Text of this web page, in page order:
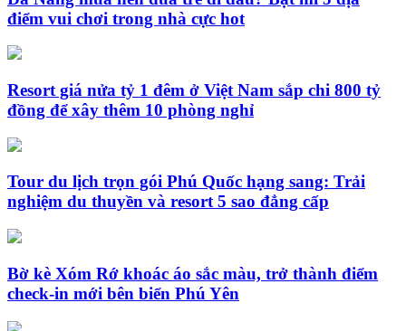
điểm vui chơi trong nhà cực hot
Resort giá nửa tỷ 1 đêm ở Việt Nam sắp chi 800 tỷ
đồng để xây thêm 10 phòng nghỉ
Tour du lịch trọn gói Phú Quốc hạng sang: Trải
nghiệm du thuyền và resort 5 sao đẳng cấp
Bờ kè Xóm Rớ khoác áo sắc màu, trở thành điểm
check-in mới bên biển Phú Yên